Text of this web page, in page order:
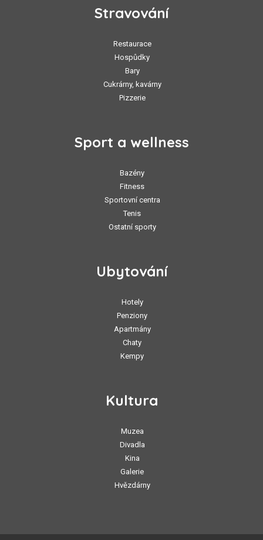
Stravování
Restaurace
Hospůdky
Bary
Cukrárny, kavárny
Pizzerie
Sport a wellness
Bazény
Fitness
Sportovní centra
Tenis
Ostatní sporty
Ubytování
Hotely
Penziony
Apartmány
Chaty
Kempy
Kultura
Muzea
Divadla
Kina
Galerie
Hvězdárny